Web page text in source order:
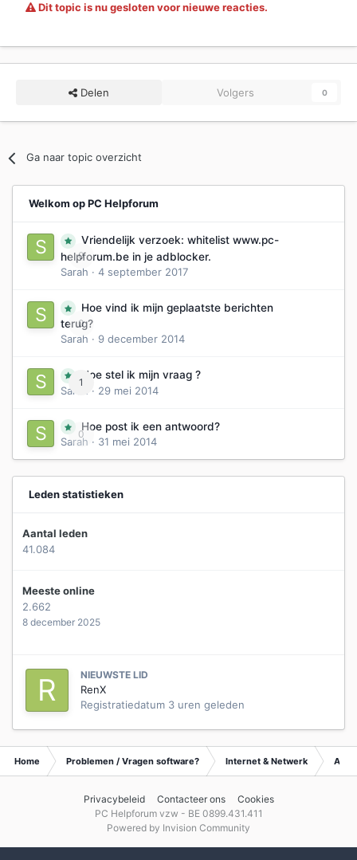
Dit topic is nu gesloten voor nieuwe reacties.
Delen Volgers 0
Ga naar topic overzicht
Welkom op PC Helpforum
0
Vriendelijk verzoek: whitelist www.pc-
helpforum.be in je adblocker.
Sarah · 4 september 2017
0
Hoe vind ik mijn geplaatste berichten
terug?
Sarah · 9 december 2014
1
Hoe stel ik mijn vraag ?
Sarah
· 29 mei 2014
0
Hoe post ik een antwoord?
Sarah · 31 mei 2014
Leden statistieken
Aantal leden
41.084
Meeste online
2.662
8 december 2025
NIEUWSTE LID
RenX
Registratiedatum 3 uren geleden
Home Problemen / Vragen software? Internet & Netwerk
Privacybeleid Contacteer ons
Cookies
PC Helpforum vzw - BE 0899.431.411
Powered by Invision Community